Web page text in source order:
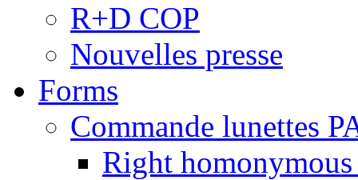
R+D COP
Nouvelles presse
Forms
Commande lunettes
Right